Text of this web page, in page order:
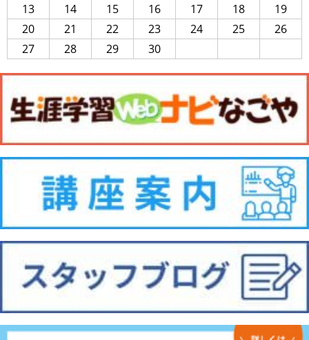
13
14 15 16 17 18
19
20
21 22 23 24 25
26
27
28 29 30